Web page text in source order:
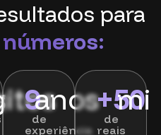
para
9anos
de
experiência
+50
mi
de
reais